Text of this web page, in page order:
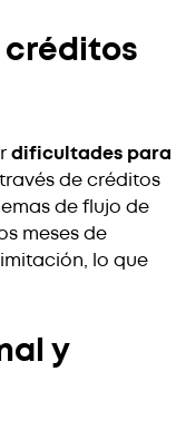
créditos
dificultades para
de créditos
de flujo de
meses de
lo que
y